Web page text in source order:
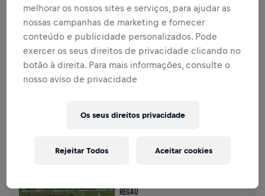
US$ 0,00 ARRECADADOS DE US$ 0,00 OBJETIVO
DOAÇÕES DOE
Doe para fazer a diferença! 100% da sua doação vai
para a pesquisa sobre lesões na medula espinhal.
REGAU
melhorar os nossos sites e serviços, para ajudar as
nossas campanhas de marketing e fornecer
conteúdo e publicidade personalizados. Pode
exercer os seus direitos de privacidade clicando no
botão à direita. Para mais informações, consulte o
nosso aviso de privacidade
Os seus direitos privacidade
Rejeitar Todos Aceitar cookies